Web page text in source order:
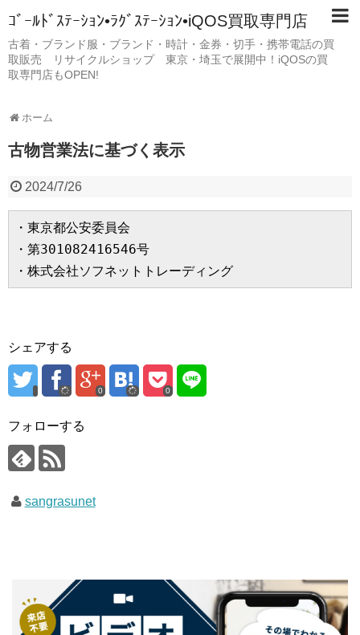
ｺﾞｰﾙﾄﾞｽﾃｰｼｮﾝ•ﾗｸﾞｽﾃｰｼｮﾝ•iQOS買取専門店
古着・ブランド服・ブランド・時計・金券・切手・携帯電話の買
取販売 リサイクルショップ 東京・埼玉で展開中！iQOSの買
取専門店もOPEN!
ホーム
古物営業法に基づく表示
2024/7/26
・東京都公安委員会
・第301082416546号
・株式会社ソフネットトレーディング
シェアする
0 0
フォローする
sangrasunet